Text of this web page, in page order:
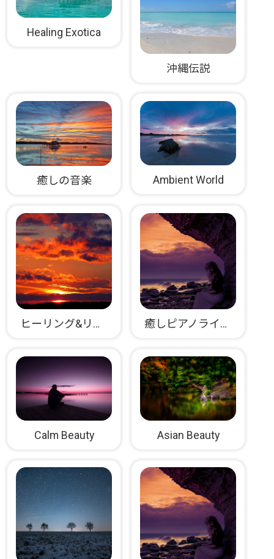
Healing Exotica
沖縄伝説
癒しの音楽 Ambient World
ヒーリング&リラックスピアノ 癒しピアノライフプロジェクト
Calm Beauty Asian Beauty